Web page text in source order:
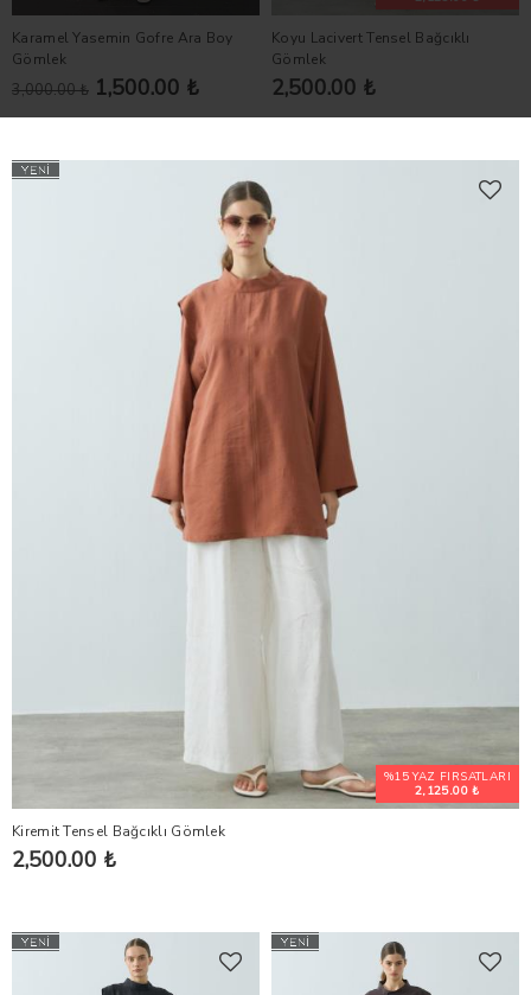
Karamel Yasemin Gofre Ara Boy
Gömlek
3,000.00 ₺ 1,500.00 ₺
Koyu Lacivert Tensel Bağcıklı
Gömlek
2,500.00 ₺
%15 YAZ FIRSATLARI
2,125.00 ₺
Kiremit Tensel Bağcıklı Gömlek
2,500.00 ₺